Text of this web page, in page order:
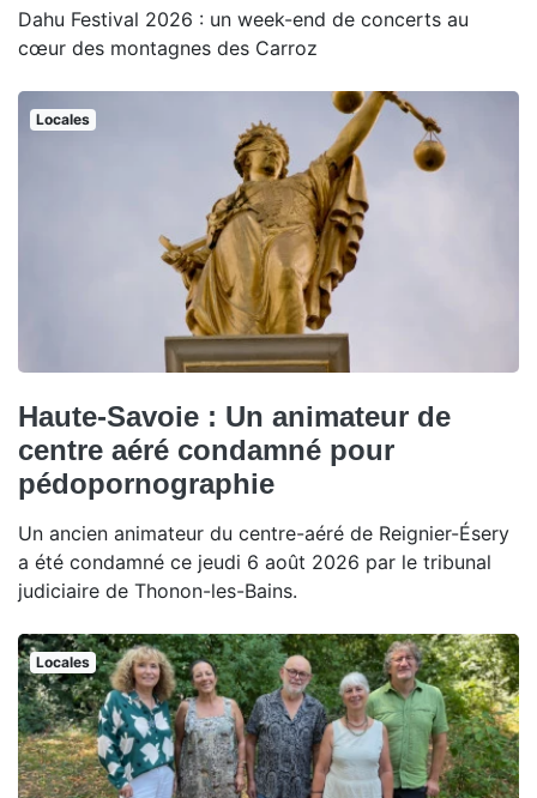
Dahu Festival 2026 : un week-end de concerts au
cœur des montagnes des Carroz
Locales
Haute-Savoie : Un animateur de
centre aéré condamné pour
pédopornographie
Un ancien animateur du centre-aéré de Reignier-Ésery
a été condamné ce jeudi 6 août 2026 par le tribunal
judiciaire de Thonon-les-Bains.
Locales